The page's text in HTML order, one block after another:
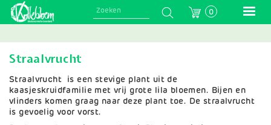
Skip
0
Straalvrucht
Straalvrucht is een stevige plant uit de
kaasjeskruidfamilie met vrij grote lila bloemen. Bijen en
vlinders komen graag naar deze plant toe. De straalvrucht
is gevoelig voor vorst.